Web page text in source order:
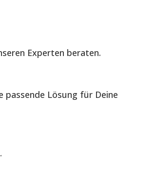
Experten beraten.
passende Lösung für Deine